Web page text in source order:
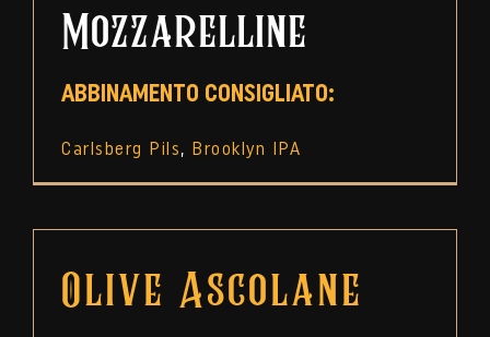
Mozzarelline
ABBINAMENTO CONSIGLIATO:
Carlsberg Pils, Brooklyn IPA
Olive Ascolane